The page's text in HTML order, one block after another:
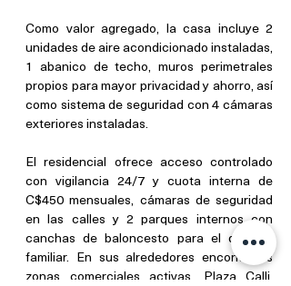
Como valor agregado, la casa incluye 2
unidades de aire acondicionado instaladas,
1 abanico de techo, muros perimetrales
propios para mayor privacidad y ahorro, así
como sistema de seguridad con 4 cámaras
exteriores instaladas.
El residencial ofrece acceso controlado
con vigilancia 24/7 y cuota interna de
C$450 mensuales, cámaras de seguridad
en las calles y 2 parques internos con
canchas de baloncesto para el disfrute
familiar. En sus alrededores encontrarás
zonas comerciales activas, Plaza Calli,